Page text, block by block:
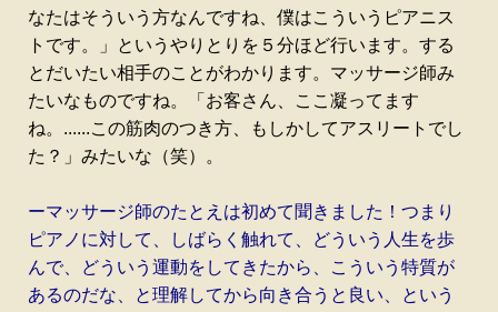
なたはそういう方なんですね、僕はこういうピアニス
トです。」というやりとりを５分ほど行います。する
とだいたい相手のことがわかります。マッサージ師み
たいなものですね。「お客さん、ここ凝ってます
ね。......この筋肉のつき方、もしかしてアスリートでし
た？」みたいな（笑）。
ーマッサージ師のたとえは初めて聞きました！つまり
ピアノに対して、しばらく触れて、どういう人生を歩
んで、どういう運動をしてきたから、こういう特質が
あるのだな、と理解してから向き合うと良い、という